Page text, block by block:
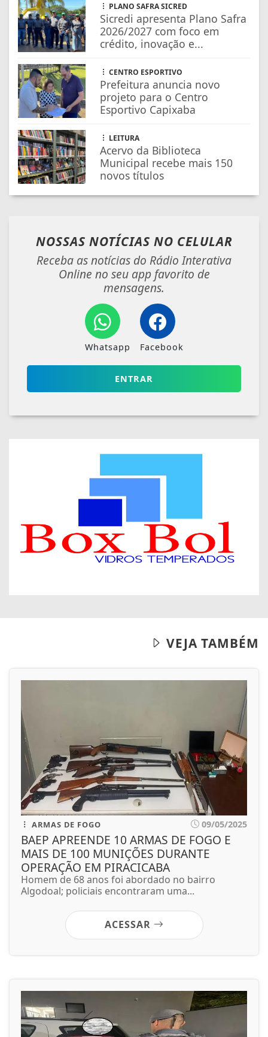
PLANO SAFRA SICRED
Sicredi apresenta Plano Safra
2026/2027 com foco em
crédito, inovação e...
CENTRO ESPORTIVO
Prefeitura anuncia novo
projeto para o Centro
Esportivo Capixaba
LEITURA
Acervo da Biblioteca
Municipal recebe mais 150
novos títulos
NOSSAS NOTÍCIAS NO CELULAR
Receba as notícias do Rádio Interativa
Online no seu app favorito de
mensagens.
Whatsapp Facebook
ENTRAR
VEJA TAMBÉM
ARMAS DE FOGO 09/05/2025
BAEP APREENDE 10 ARMAS DE FOGO E
MAIS DE 100 MUNIÇÕES DURANTE
OPERAÇÃO EM PIRACICABA
Homem de 68 anos foi abordado no bairro
Algodoal; policiais encontraram uma...
ACESSAR